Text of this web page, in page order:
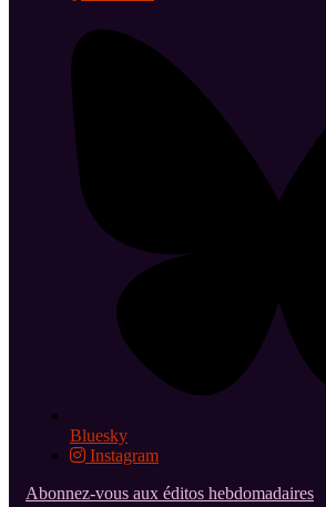
Bluesky
Instagram
Abonnez-vous aux éditos hebdomadaires